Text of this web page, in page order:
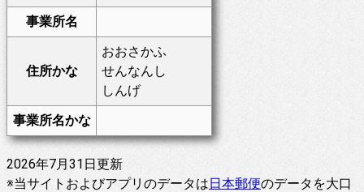
事業所名
住所かな
おおさかふ
せんなんし
しんげ
事業所名かな
2026年7月31日更新
※当サイトおよびアプリのデータは日本郵便のデータを大口